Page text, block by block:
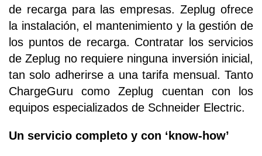
de recarga para las empresas. Zeplug ofrece
la instalación, el mantenimiento y la gestión de
los puntos de recarga. Contratar los servicios
de Zeplug no requiere ninguna inversión inicial,
tan solo adherirse a una tarifa mensual. Tanto
ChargeGuru como Zeplug cuentan con los
equipos especializados de Schneider Electric.
Un servicio completo y con ‘know-how’